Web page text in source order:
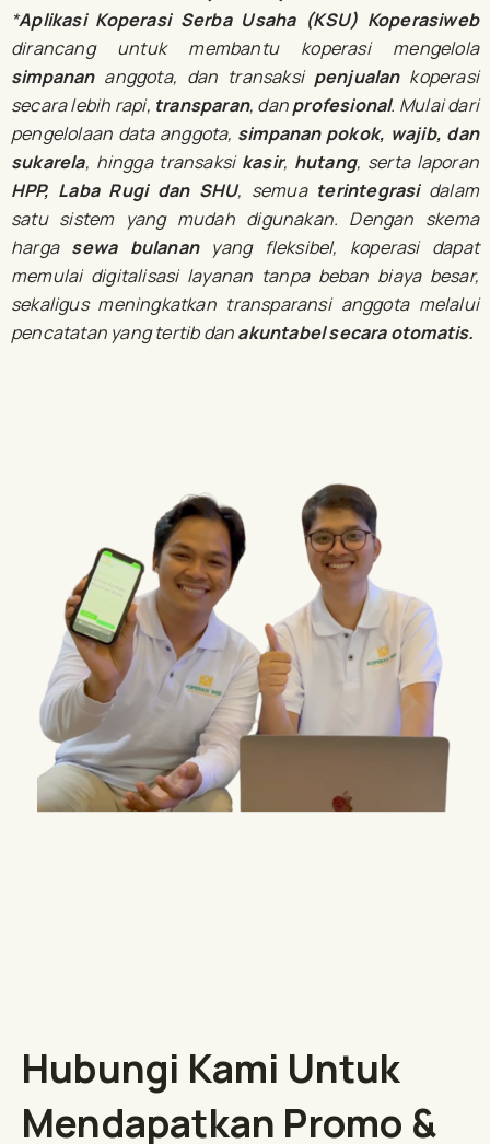
*Aplikasi Koperasi Serba Usaha (KSU) Koperasiweb
dirancang untuk membantu koperasi mengelola
simpanananggota, dan transaksi penjualankoperasi
secara lebih rapi, transparan, danprofesional. Mulai dari
pengelolaan data anggota, simpanan pokok, wajib, dan
sukarela, hingga transaksi kasir, hutang, serta laporan
HPP, Laba Rugi dan SHU, semua terintegrasidalam
satu sistem yang mudah digunakan. Dengan skema
harga sewa bulananyang fleksibel, koperasi dapat
memulai digitalisasi layanan tanpa beban biaya besar,
sekaligus meningkatkan transparansi anggota melalui
pencatatan yang tertib danakuntabel secara otomatis.
Hubungi Kami Untuk
Mendapatkan Promo &